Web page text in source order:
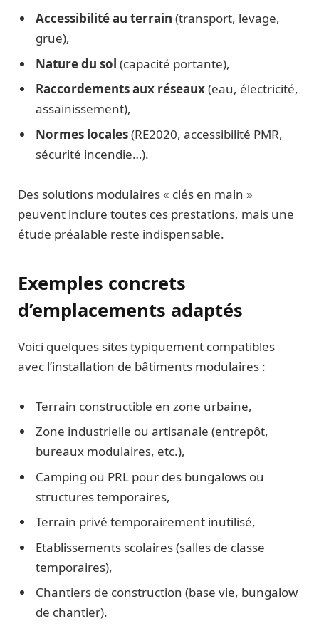
Accessibilité au terrain (transport, levage,
grue),
Nature du sol (capacité portante),
Raccordements aux réseaux(eau, électricité,
assainissement),
Normes locales(RE2020, accessibilité PMR,
sécurité incendie…).
Des solutions modulaires « clés en main »
peuvent inclure toutes ces prestations, mais une
étude préalable reste indispensable.
Exemples concrets
d’emplacements adaptés
Voici quelques sites typiquement compatibles
avec l’installation de bâtiments modulaires :
Terrain constructible en zone urbaine,
Zone industrielle ou artisanale (entrepôt,
bureaux modulaires, etc.),
Camping ou PRL pour des bungalows ou
structures temporaires,
Terrain privé temporairement inutilisé,
Etablissements scolaires (salles de classe
temporaires),
Chantiers de construction (base vie, bungalow
de chantier).